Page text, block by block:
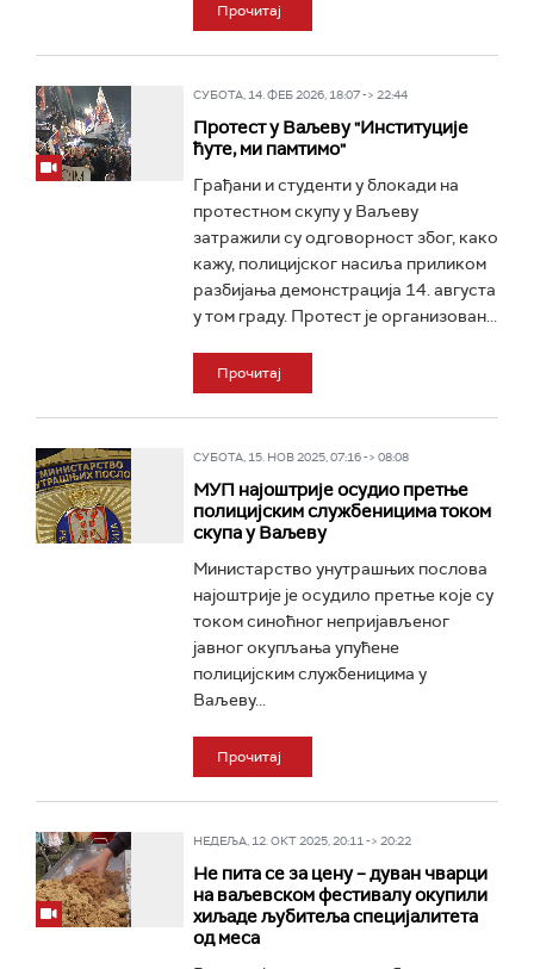
Прочитај
СУБОТА, 14. ФЕБ 2026, 18:07 -> 22:44
Протест у Ваљеву "Институције
ћуте, ми памтимо"
Грађани и студенти у блокади на
протестном скупу у Ваљеву
затражили су одговорност због, како
кажу, полицијског насиља приликом
разбијања демонстрација 14. августа
у том граду. Протест је организован...
Прочитај
СУБОТА, 15. НОВ 2025, 07:16 -> 08:08
МУП најоштрије осудио претње
полицијским службеницима током
скупа у Ваљеву
Министарство унутрашњих послова
најоштрије је осудило претње које су
током синоћног непријављеног
јавног окупљања упућене
полицијским службеницима у
Ваљеву...
Прочитај
НЕДЕЉА, 12. ОКТ 2025, 20:11 -> 20:22
Не пита се за цену – дуван чварци
на ваљевском фестивалу окупили
хиљаде љубитеља специјалитета
од меса